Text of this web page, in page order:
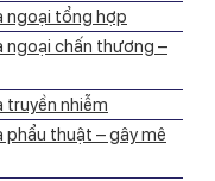
ngoại tổng hợp
ngoại chấn thương –
truyền nhiễm
phẩu thuật – gây mê